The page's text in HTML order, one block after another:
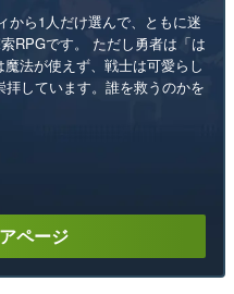
から1人だけ選んで、ともに迷
RPGです。 ただし勇者は「は
法が使えず、戦士は可愛らし
しています。誰を救うのかを
ページ